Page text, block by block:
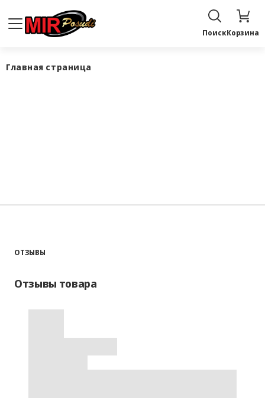
ПоискКорзина
Главная страница
ОТЗЫВЫ
Отзывы товара